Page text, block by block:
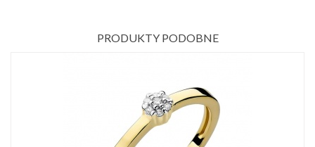
PRODUKTY PODOBNE